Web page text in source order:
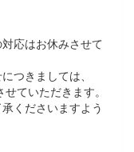
応はお休みさせて
つきましては、
ていただきます。
くださいますよう